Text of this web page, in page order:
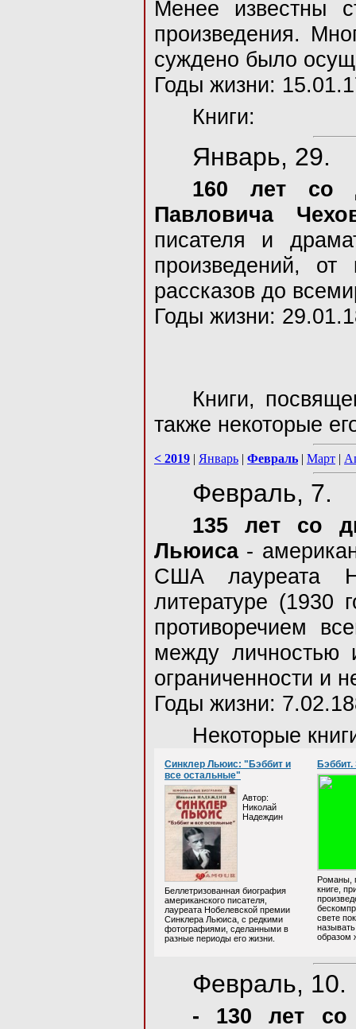
Менее известны
произведения.
суждено было
Годы жизни:
Книги:
Январь, 29.
160 лет со
Павловича
писателя и
произведений, от
рассказов до
Годы жизни:
Книги,
также некоторые
< 2019 | Январь | Февраль | Март |
Февраль, 7.
135 лет со
Льюиса-
США лауреата
литературе (1930
противоречием
между личностью
ограниченности и
Годы жизни:
Некоторые
Синклер Льюис: "Бэббит и
все остальные"
Автор:
Николай
Надеждин
Беллетризованная биография
американского писателя,
лауреата Нобелевской премии
Синклера Льюиса, с редкими
фотографиями, сделанными в
разные периоды его жизни.
Романы,
книге,
свете
образом
Февраль, 10.
- 130 лет со